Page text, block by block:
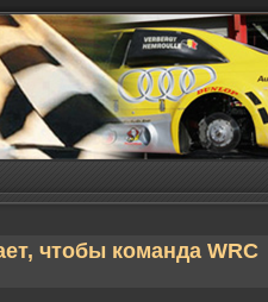
чтобы команда WRC